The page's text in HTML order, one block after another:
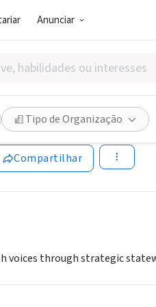
Anunciar
Tipo de Organização
Affairs
cal.org/
Compartilhar
voices through strategic